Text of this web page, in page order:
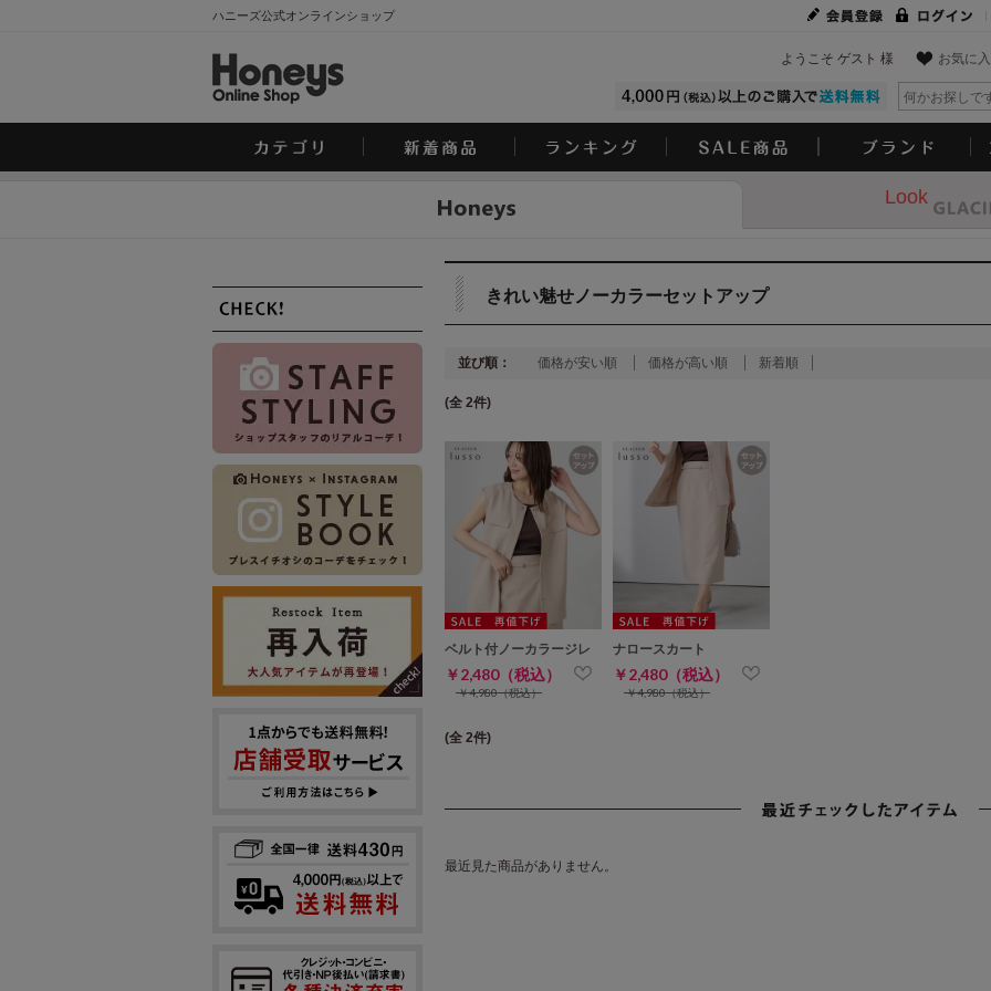
ハニーズ公式オンラインショップ
お気に入
ようこそ ゲスト 様
Look
きれい魅せノーカラーセットアップ
並び順： 価格が安い順 価格が高い順 新着順
(全 2件)
ベルト付ノーカラージレ
￥2,480（税込）
￥4,980（税込）
ナロースカート
￥2,480（税込）
￥4,980（税込）
(全 2件)
最近見た商品がありません。